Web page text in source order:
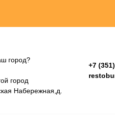
город?
город
Набережная,д.
+7